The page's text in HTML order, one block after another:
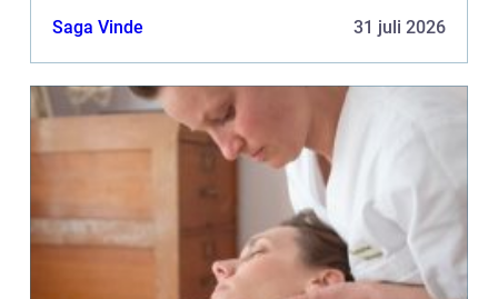
Saga Vinde 31 juli 2026